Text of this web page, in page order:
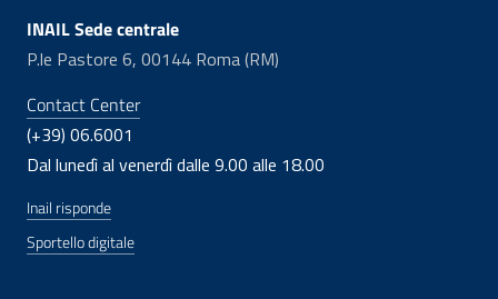
INAIL Sede centrale
P.le Pastore 6, 00144 Roma (RM)
Contact Center
(+39) 06.6001
Dal lunedì al venerdì dalle 9.00 alle 18.00
Inail risponde
Sportello digitale